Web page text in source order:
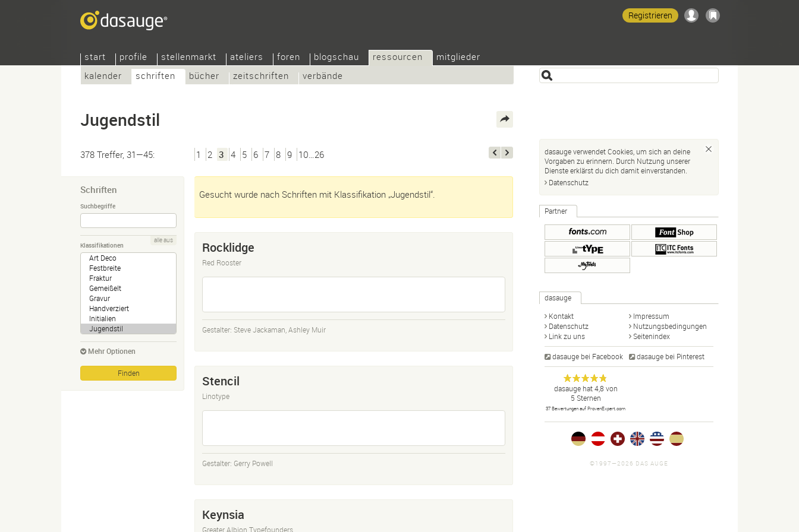
start profile stellenmarkt ateliers foren blogschau
ressourcen
kalender
schriften bücher zeitschriften verbände
mitglieder
Registrieren
Jugendstil
378 Treffer, 31—45: 1 2 3 4 5 6 7 8 9 10…26
Schriften
Suchbegriffe
Klassifikationen
alle aus
Mehr Optionen
Gesucht wurde nach Schriften mit Klassifikation „Jugendstil“.
Rocklidge
Red Rooster
Gestalter: Steve Jackaman Ashley Muir
Stencil
Linotype
Gestalter: Gerry Powell
Keynsia
Greater Albion Typefounders
dasauge verwendet Cookies, um sich an deine
Vorgaben zu erinnern. Durch Nutzung unserer
Dienste erklärst du dich damit einverstanden.
Datenschutz
Partner
dasauge
Kontakt
Impressum
Datenschutz
Nutzungsbedingungen
Link zu uns
Seitenindex
dasauge bei Facebook dasauge bei Pinterest
dasauge
Designer,
Fotografen,
Agenturen,
Portfolios
und Jobs.
Anonym
dasaugehat4,8 von
5 Sternen
37 Bewertungen auf ProvenExpert.com
©1997—2026 DAS AUGE